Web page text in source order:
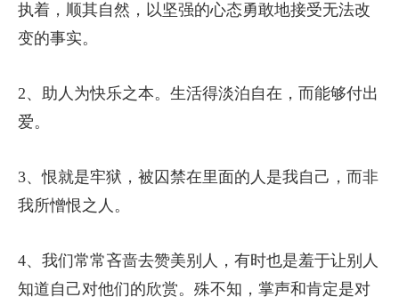
执着，顺其自然，以坚强的心态勇敢地接受无法改
变的事实。
2、助人为快乐之本。生活得淡泊自在，而能够付出
爱。
3、恨就是牢狱，被囚禁在里面的人是我自己，而非
我所憎恨之人。
4、我们常常吝啬去赞美别人，有时也是羞于让别人
知道自己对他们的欣赏。殊不知，掌声和肯定是对